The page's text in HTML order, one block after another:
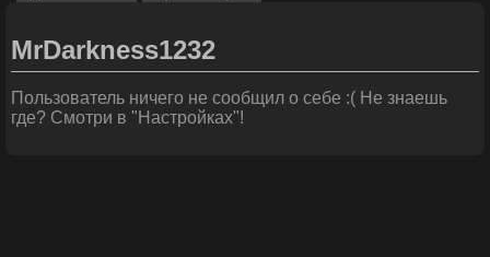
MrDarkness1232
Пользователь ничего не сообщил о себе :( Не знаешь
где? Смотри в "Настройках"!